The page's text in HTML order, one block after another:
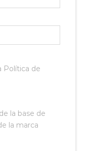
Política de
la base de
la marca